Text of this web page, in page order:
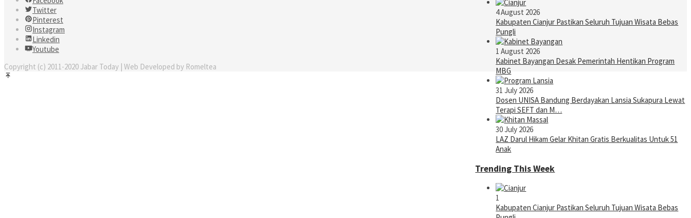
4 August 2026
Kabupaten Cianjur Pastikan Seluruh Tujuan Wisata Bebas
Pungli
1 August 2026
Kabinet Bayangan Desak Pemerintah Hentikan Program
MBG
31 July 2026
Dosen UNISA Bandung Berdayakan Lansia Sukapura Lewat
Terapi SEFT dan M…
30 July 2026
LAZ Darul Hikam Gelar Khitan Gratis Berkualitas Untuk 51
Anak
Trending This Week
1
Kabupaten Cianjur Pastikan Seluruh Tujuan Wisata Bebas
Twitter
Pinterest
Instagram
Linkedin
Youtube
Copyright (c) 2011-2020 Jabar Today | Web Developed by Romeltea